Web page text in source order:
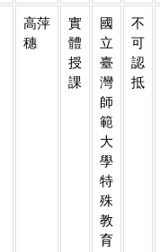
高萍
穗
實
體
授
課
國
立
臺
灣
師
範
大
學
特
殊
教
育
不
可
認
抵